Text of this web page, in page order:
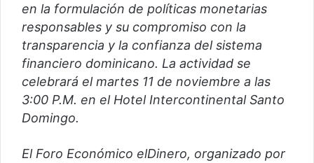
n
c
o
en la formulación de políticas monetarias
responsables y su compromiso con la
transparencia y la confianza del sistema
financiero dominicano. La actividad se
celebrará el martes 11 de noviembre a las
3:00 P.M. en el Hotel Intercontinental Santo
Domingo.
El Foro Económico elDinero, organizado por